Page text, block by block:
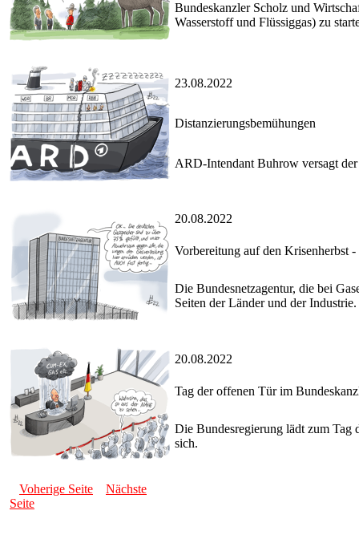
Bundeskanzler Scholz und
Wasserstoff und Flüssiggas) zu
23.08.2022
Distanzierungsbemühungen
ARD-Intendant Buhrow versagt der
20.08.2022
Vorbereitung auf den Krisenherbst -
Die Bundesnetzagentur, die bei
Seiten der Länder und der Industrie.
20.08.2022
Tag der offenen Tür im
Die Bundesregierung lädt zum Tag
sich.
Voherige Seite
Nächste
Seite